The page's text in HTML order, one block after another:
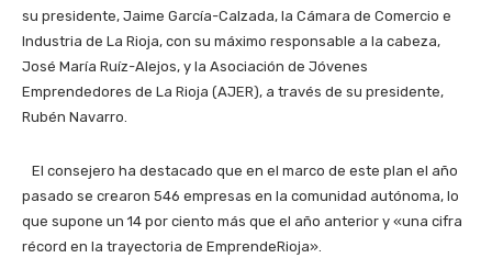
su presidente, Jaime García-Calzada, la Cámara de Comercio e
Industria de La Rioja, con su máximo responsable a la cabeza,
José María Ruíz-Alejos, y la Asociación de Jóvenes
Emprendedores de La Rioja (AJER), a través de su presidente,
Rubén Navarro.
El consejero ha destacado que en el marco de este plan el año
pasado se crearon 546 empresas en la comunidad autónoma, lo
que supone un 14 por ciento más que el año anterior y «una cifra
récord en la trayectoria de EmprendeRioja».